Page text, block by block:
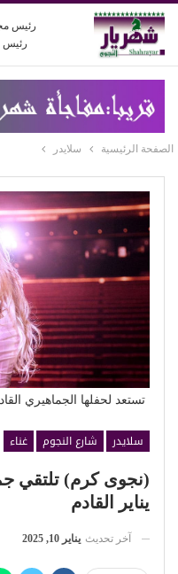
رئيس
رئيس
الصفحة الرئيسية سلايدر
تستعد لحفلها الجماهيري
سلايدر شارع النجوم
غناء
يناير القادم
آخر تحديث يناير 10, 2025